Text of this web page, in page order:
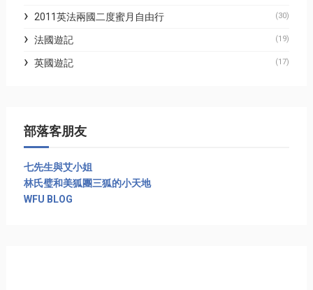
2011英法兩國二度蜜月自由行 (30)
法國遊記 (19)
英國遊記 (17)
部落客朋友
七先生與艾小姐
林氏璧和美狐團三狐的小天地
WFU BLOG